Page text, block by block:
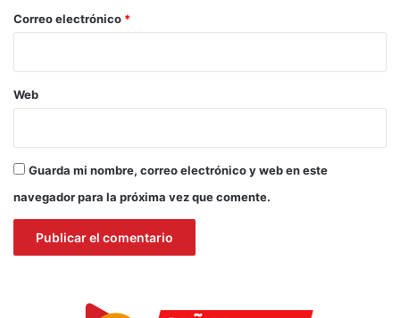
*
Correo electrónico *
Web
Guarda mi nombre, correo electrónico y web en este
navegador para la próxima vez que comente.